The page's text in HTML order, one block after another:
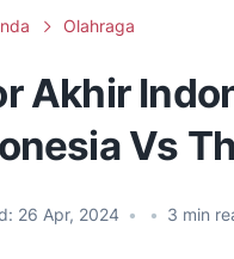
Olahraga
Akhir
Vs
26 Apr, 2024 • • 3 min